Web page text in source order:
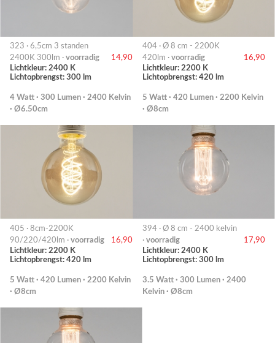
323 · 6,5cm 3 standen
2400K 300lm · voorradig
14,90
Lichtkleur: 2400 K
Lichtopbrengst: 300 lm
4 Watt · 300 Lumen · 2400 Kelvin
· Ø6.50cm
404 · Ø 8 cm - 2200K
420lm · voorradig
16,90
Lichtkleur: 2200 K
Lichtopbrengst: 420 lm
5 Watt · 420 Lumen · 2200 Kelvin
· Ø8cm
405 · 8cm-2200K
90/220/420lm · voorradig
16,90
Lichtkleur: 2200 K
Lichtopbrengst: 420 lm
5 Watt · 420 Lumen · 2200 Kelvin
· Ø8cm
394 · Ø 8 cm - 2400 kelvin
· voorradig
17,90
Lichtkleur: 2400 K
Lichtopbrengst: 300 lm
3.5 Watt · 300 Lumen · 2400
Kelvin · Ø8cm